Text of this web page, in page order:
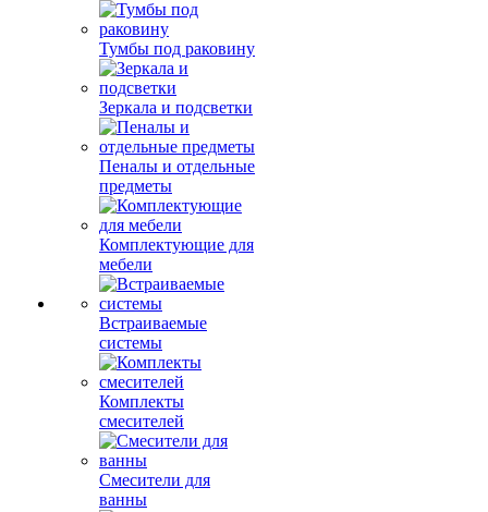
Тумбы под раковину
Зеркала и подсветки
Пеналы и отдельные
предметы
Комплектующие для
мебели
Встраиваемые
системы
Комплекты
смесителей
Смесители для
ванны